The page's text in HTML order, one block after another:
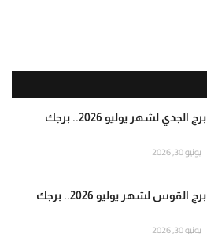
توقعات برج الجدي لشهر يوليو 2026.. برجك
يونيو 30, 2026
توقعات برج القوس لشهر يوليو 2026.. برجك
يونيو 30, 2026